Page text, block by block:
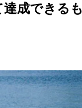
成できるも